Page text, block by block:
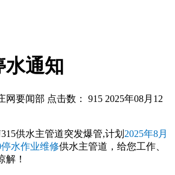
水通知
网要闻部 点击数： 915 2025年08月12
供水主管道突发爆管,计划 2025年8月
停水作业维修供水主管道，给您工作、
解！